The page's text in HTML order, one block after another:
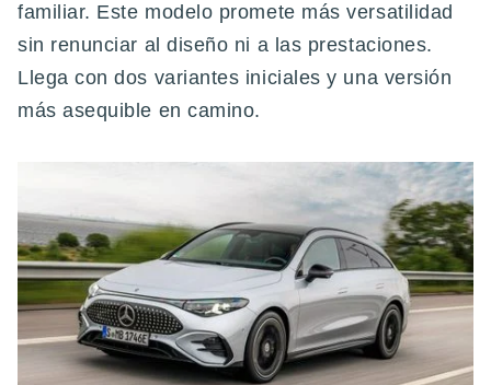
familiar. Este modelo promete más versatilidad
sin renunciar al diseño ni a las prestaciones.
Llega con dos variantes iniciales y una versión
más asequible en camino .